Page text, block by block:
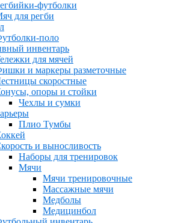
футболки
для регби
поло
инвентарь
для мячей
и маркеры разметочные
скоростные
опоры и стойки
Чехлы и сумки
Плио Тумбы
и выносливость
Наборы для тренировок
Мячи
Мячи тренировочные
Массажные мячи
Медболы
Медицинбол